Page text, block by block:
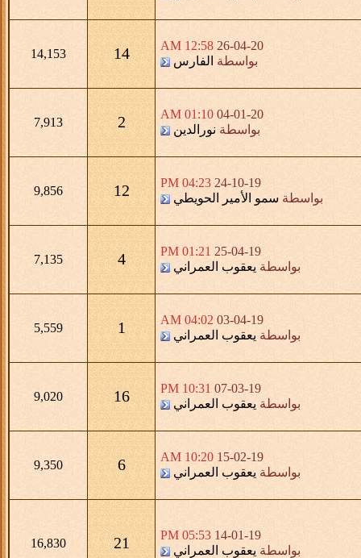
26-04-20
12:58 AM
بواسطة الفارس 14
14,153
04-01-20
01:10 AM
بواسطة نورالدين 2
7,913
24-10-19
04:23 PM
بواسطة سمو الأمير الحويطي 12
9,856
25-04-19
01:21 PM
بواسطة يعقوب العمراني 4
7,135
03-04-19
04:02 AM
بواسطة يعقوب العمراني 1
5,559
07-03-19
10:31 PM
بواسطة يعقوب العمراني 16
9,020
15-02-19
10:20 AM
بواسطة يعقوب العمراني 6
9,350
14-01-19
05:53 PM
بواسطة يعقوب العمراني 21
16,830